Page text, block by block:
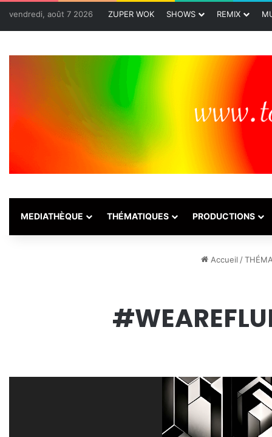
vendredi, août 7 2026 ZUPER WOK SHOWS REMIX
MEDIATHÈQUE THÉMATIQUES PRODUCTIONS
Accueil /
Lecteur